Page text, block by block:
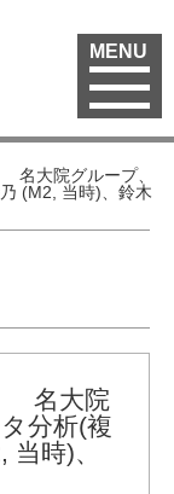
MENU
名大院グループ、
(M2, 当時)、鈴木
名大院
分析(複
時)、